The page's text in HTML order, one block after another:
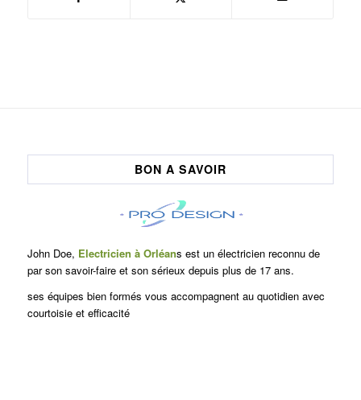
BON A SAVOIR
John Doe, Electricien à Orléans est un électricien reconnu de
par son savoir-faire et son sérieux depuis plus de 17 ans.
ses équipes bien formés vous accompagnent au quotidien avec
courtoisie et efficacité